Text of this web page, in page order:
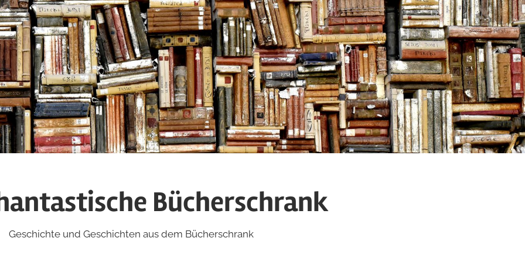
Bücherschrank
Geschichte und Geschichten aus dem Bücherschrank